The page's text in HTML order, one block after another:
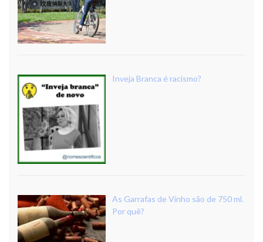
Inveja Branca é racismo?
As Garrafas de Vinho são de 750 ml.
Por quê?